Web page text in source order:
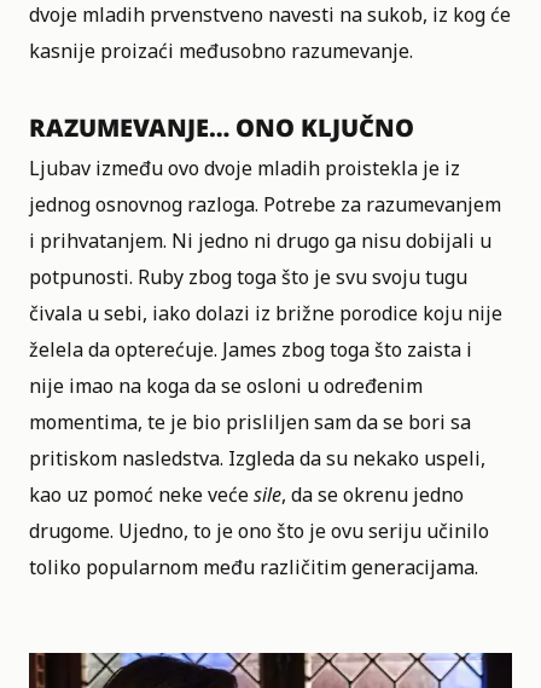
dvoje mladih prvenstveno navesti na sukob, iz kog će
kasnije proizaći međusobno razumevanje.
RAZUMEVANJE… ONO KLJUČNO
Ljubav između ovo dvoje mladih proistekla je iz
jednog osnovnog razloga. Potrebe za razumevanjem
i prihvatanjem. Ni jedno ni drugo ga nisu dobijali u
potpunosti. Ruby zbog toga što je svu svoju tugu
čivala u sebi, iako dolazi iz brižne porodice koju nije
želela da opterećuje. James zbog toga što zaista i
nije imao na koga da se osloni u određenim
momentima, te je bio prisliljen sam da se bori sa
pritiskom nasledstva. Izgleda da su nekako uspeli,
kao uz pomoć neke većesile, da se okrenu jedno
drugome. Ujedno, to je ono što je ovu seriju učinilo
toliko popularnom među različitim generacijama.